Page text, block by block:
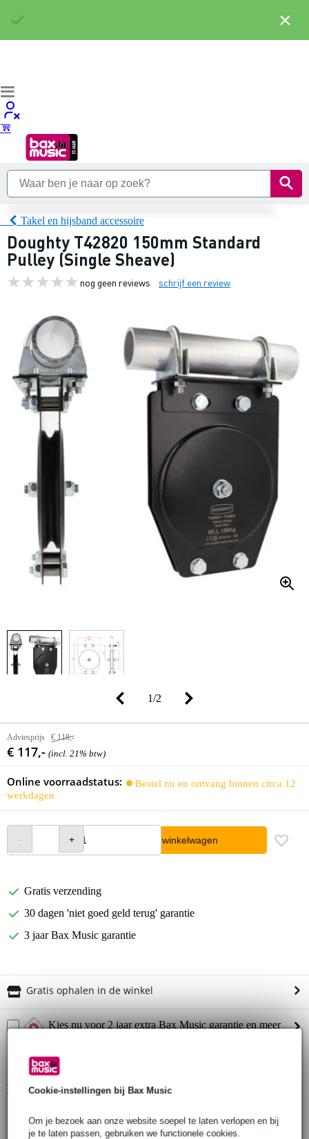
Cookie-instellingen bij Bax Music
Om je bezoek aan onze website soepel te laten verlopen en bij
je te laten passen, gebruiken we functionele cookies.
Takel en hijsband accessoire
Doughty T42820 150mm Standard
Pulley (Single Sheave)
nog geen reviews schrijf een review
1/2
Adviesprijs € 118,-
€ 117,- (incl. 21% btw)
Online voorraadstatus:
Bestel nu en ontvang binnen circa 12
werkdagen
In winkelwagen
Gratis verzending
30 dagen 'niet goed geld terug' garantie
3 jaar Bax Music garantie
Gratis ophalen in de winkel
Kies nu voor 2 jaar extra Bax Music garantie en meer
€ 5,85 eenmalig
Productinformatie
geschikt voor 6mm draadkabel
×